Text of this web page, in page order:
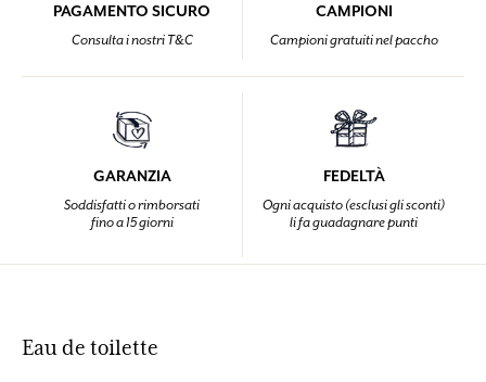
PAGAMENTO SICURO
Consulta i nostri T&C
CAMPIONI
Campioni gratuiti nel paccho
GARANZIA
Soddisfatti o rimborsati
fino a 15 giorni
FEDELTÀ
Ogni acquisto (esclusi gli sconti)
li fa guadagnare punti
Eau de toilette